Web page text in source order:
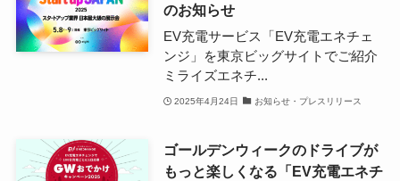
のお知らせ
EV充電サービス「EV充電エネチェ
ンジ」を東京ビッグサイトでご紹介
ミライズエネチ...
2025年4月24日 お知らせ・プレスリリース
ゴールデンウィークのドライブが
もっと楽しくなる「EV充電エネチ